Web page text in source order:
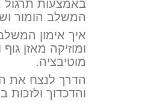
באמצעות תרגול
המשלב הומור
איך אימון
ומוזיקה מאזן
מוטיבציה.
הדרך לנצח את
והדכדוך ולזכות